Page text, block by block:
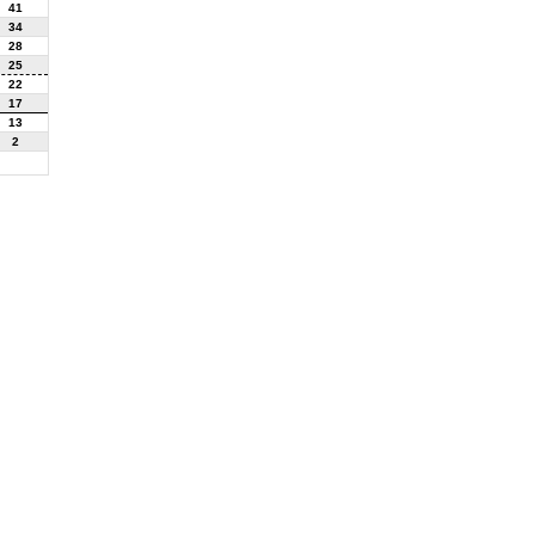
41
34
28
25
22
17
13
2